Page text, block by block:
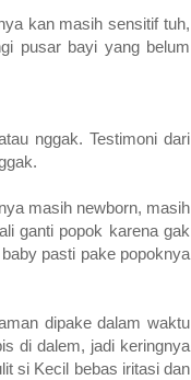
kan masih sensitif tuh,
pusar bayi yang belum
nggak. Testimoni dari
masih newborn, masih
ganti popok karena gak
pasti pake popoknya
dipake dalam waktu
di dalem, jadi keringnya
si Kecil bebas iritasi dan